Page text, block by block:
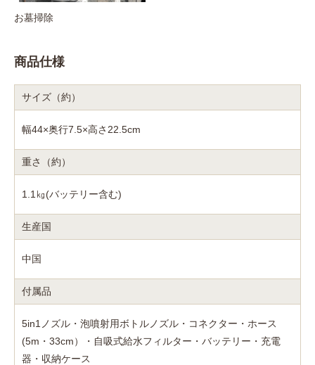
お墓掃除
商品仕様
サイズ（約）
幅44×奥行7.5×高さ22.5cm
重さ（約）
1.1㎏(バッテリー含む)
生産国
中国
付属品
5in1ノズル・泡噴射用ボトルノズル・コネクター・ホース
(5m・33cm）・自吸式給水フィルター・バッテリー・充電
器・収納ケース